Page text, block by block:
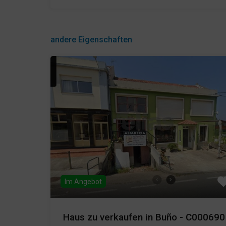
andere Eigenschaften
Im Angebot
Haus zu verkaufen in Buño - C000690